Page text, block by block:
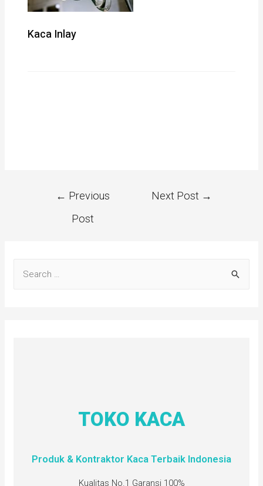
Kaca Inlay
← Previous
Post
Next Post →
TOKO KACA
Produk & Kontraktor Kaca Terbaik Indonesia
Kualitas No.1 Garansi 100%